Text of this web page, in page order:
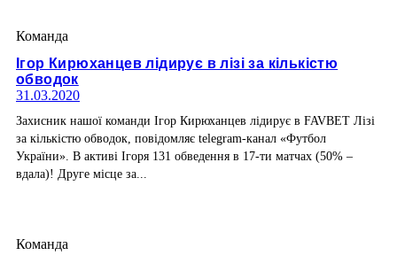
Команда
Ігор Кирюханцев лідирує в лізі за кількістю
обводок
31.03.2020
Захисник нашої команди Ігор Кирюханцев лідирує в FAVBET Лізі
за кількістю обводок, повідомляє telegram-канал «Футбол
України». В активі Ігоря 131 обведення в 17-ти матчах (50% –
вдала)! Друге місце за...
Команда